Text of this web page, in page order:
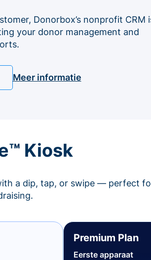
Donorbox’s nonprofit CRM
your donor management and
Meer informatie
Kiosk
a dip, tap, or swipe — perfect
Premium Plan
Eerste apparaat